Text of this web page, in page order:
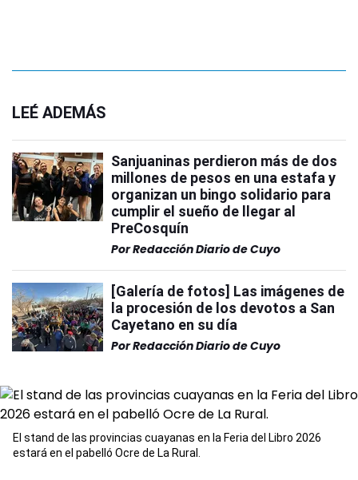
LEÉ ADEMÁS
Sanjuaninas perdieron más de dos
millones de pesos en una estafa y
organizan un bingo solidario para
cumplir el sueño de llegar al
PreCosquín
PorRedacción Diario de Cuyo
[Galería de fotos] Las imágenes de
la procesión de los devotos a San
Cayetano en su día
PorRedacción Diario de Cuyo
El stand de las provincias cuayanas en la Feria del Libro 2026
estará en el pabelló Ocre de La Rural.